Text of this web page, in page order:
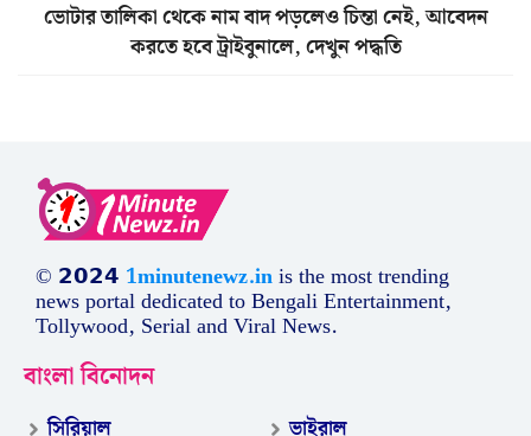
ভোটার তালিকা থেকে নাম বাদ পড়লেও চিন্তা নেই, আবেদন
করতে হবে ট্রাইবুনালে, দেখুন পদ্ধতি
© 𝟮𝟬𝟮𝟰 1minutenewz.inis the most trending
news portal dedicated to Bengali Entertainment,
Tollywood, Serial and Viral News.
বাংলা বিনোদন
সিরিয়াল ভাইরাল